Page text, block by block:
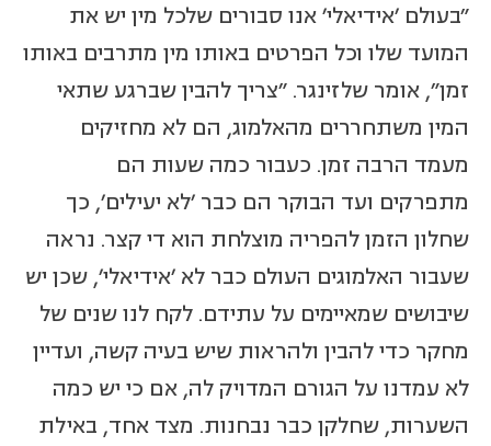
"בעולם 'אידיאלי' אנו סבורים שלכל מין יש את
המועד שלו וכל הפרטים באותו מין מתרבים באותו
זמן", אומר שלזינגר. "צריך להבין שברגע שתאי
המין משתחררים מהאלמוג, הם לא מחזיקים
מעמד הרבה זמן. כעבור כמה שעות הם
מתפרקים ועד הבוקר הם כבר 'לא יעילים', כך
שחלון הזמן להפריה מוצלחת הוא די קצר. נראה
שעבור האלמוגים העולם כבר לא 'אידיאלי', שכן יש
שיבושים שמאיימים על עתידם. לקח לנו שנים של
מחקר כדי להבין ולהראות שיש בעיה קשה, ועדיין
לא עמדנו על הגורם המדויק לה, אם כי יש כמה
השערות, שחלקן כבר נבחנות. מצד אחד, באילת